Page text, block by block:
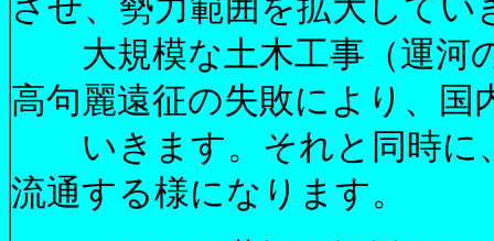
させ、勢力範囲を拡大して
大規模な土木工事（運河
高句麗遠征の失敗により、国
いきます。それと同時に
流通する様になります。